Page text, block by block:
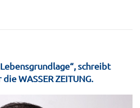
schreibt
WASSER ZEITUNG.